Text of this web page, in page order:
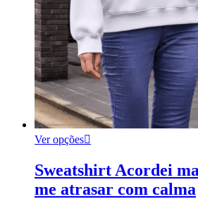
Ver opções
Sweatshirt Acordei
me atrasar com calma